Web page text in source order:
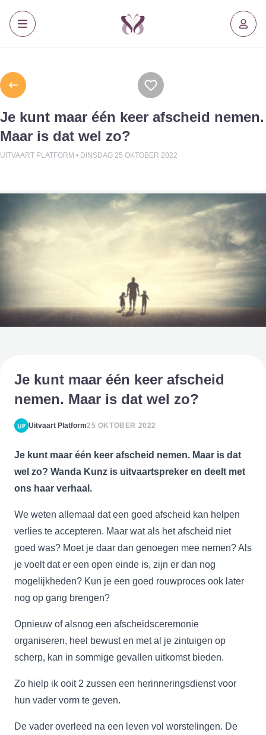
Je kunt maar één keer afscheid nemen.
Maar is dat wel zo?
UITVAART PLATFORM • DINSDAG 25 OKTOBER 2022
Je kunt maar één keer afscheid
nemen. Maar is dat wel zo?
Uitvaart Platform25 OKTOBER 2022
Je kunt maar één keer afscheid nemen. Maar is dat
wel zo? Wanda Kunz is uitvaartspreker en deelt met
ons haar verhaal.
We weten allemaal dat een goed afscheid kan helpen
verlies te accepteren. Maar wat als het afscheid niet
goed was? Moet je daar dan genoegen mee nemen? Als
je voelt dat er een open einde is, zijn er dan nog
mogelijkheden? Kun je een goed rouwproces ook later
nog op gang brengen?
Opnieuw of alsnog een afscheidsceremonie
organiseren, heel bewust en met al je zintuigen op
scherp, kan in sommige gevallen uitkomst bieden.
Zo hielp ik ooit 2 zussen een herinneringsdienst voor
hun vader vorm te geven.
De vader overleed na een leven vol worstelingen. De